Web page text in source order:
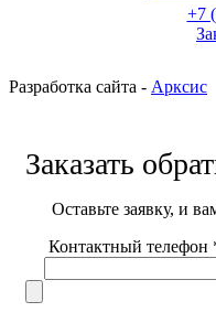
+7
Разработка сайта - Арксис
Заказать
Оставьте заявку, и
Контактный телефон